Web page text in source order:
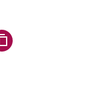
teilen
über Facebook